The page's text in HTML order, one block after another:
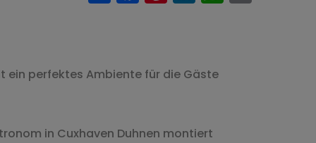
ein perfektes Ambiente für die Gäste
in Cuxhaven Duhnen montiert